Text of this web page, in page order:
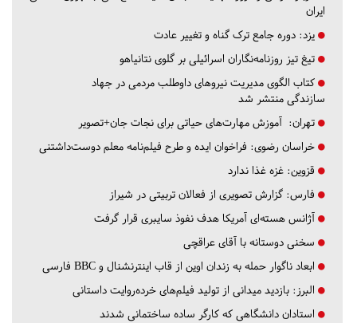
ایران
یزد: دوره جامع ترک گناه و تغییر عادت
تیغ تیز روزنامه‌نگاران اسرائیلی بر گلوی نتانیاهو
کتاب الگوی مدیریت نیروهای داوطلب مردمی در جهاد
سازندگی منتشر شد
تهران: آموزش مهارت‌های حیاتی برای نجات جان+تصویر
خراسان رضوی: فراخوان ایده و طرح فیلم‌نامه معلم دوست‌داشتنی
قزوین: غزه غذا ندارد
فارس: گزارش تصویری از فعالان تربیتی در شیراز
آژانس هسته‌ای آمریکا هدف نفوذ سایبری قرار گرفت
سخنی دوستانه با آقای عراقچی
ابعاد ناگوار حمله به زندان اوین از قاب اینترنشنال و BBC فارسی
البرز: بازدید میدانی از تولید فیلم‌های خرده‌روایت داستانی
استادان دانشگاهی که کارگر ساده ساختمانی شدند